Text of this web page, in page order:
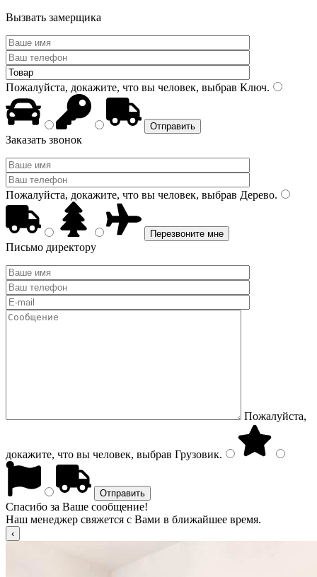
Вызвать замерщика
Пожалуйста, докажите, что вы человек, выбрав Ключ.
Заказать звонок
Пожалуйста, докажите, что вы человек, выбрав Дерево.
Письмо директору
Пожалуйста,
докажите, что вы человек, выбрав Грузовик.
Спасибо за Ваше сообщение!
Наш менеджер свяжется с Вами в ближайшее время.